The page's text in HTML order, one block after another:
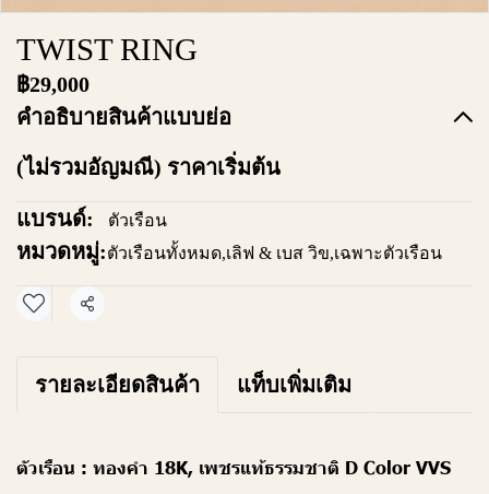
TWIST RING
฿29,000
คำอธิบายสินค้าแบบย่อ
(ไม่รวมอัญมณี) ราคาเริ่มต้น
แบรนด์: ตัวเรือน
หมวดหมู่:ตัวเรือนทั้งหมด,เลิฟ & เบส วิข,เฉพาะตัวเรือน
แชร์
รายละเอียดสินค้า แท็บเพิ่มเติม
ตัวเรือน : ทองคำ 18K, เพชรแท้ธรรมชาติ D Color VVS